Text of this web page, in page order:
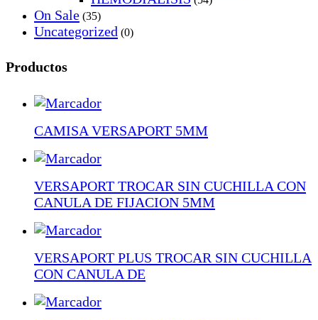
On Sale (35)
Uncategorized (0)
Productos
CAMISA VERSAPORT 5MM
VERSAPORT TROCAR SIN CUCHILLA CON
CANULA DE FIJACION 5MM
VERSAPORT PLUS TROCAR SIN CUCHILLA
CON CANULA DE